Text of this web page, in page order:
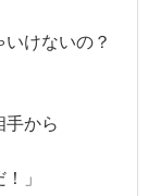
けないの？
手から
」